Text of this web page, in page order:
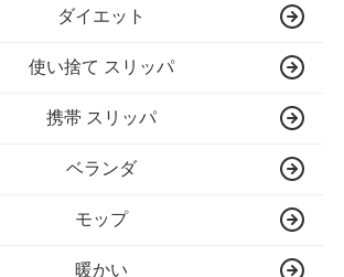
ダイエット
使い捨て スリッパ
携帯 スリッパ
ベランダ
モップ
暖かい